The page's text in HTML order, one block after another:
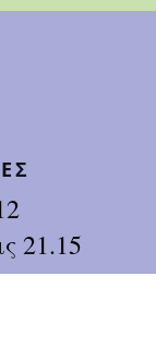
21.15